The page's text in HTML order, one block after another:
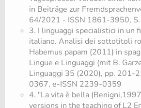
in Beiträge zur
64/2021 - ISSN 1861-3950,
3. I linguaggi specialistici in un
italiano. Analisi dei sottotitoli
Habemus papam (2011) in
Lingue e Linguaggi (mit B.
Linguaggi 35 (2020), pp. 201-
0367, e-ISSN 2239-0359
4. "La vita è bella
versions in the teaching of L2